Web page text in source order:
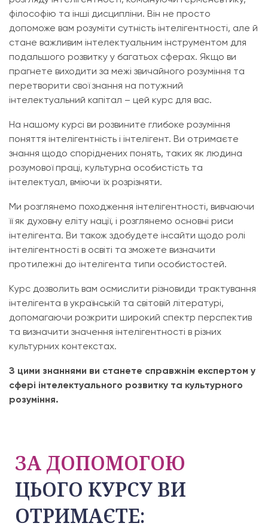
філософію та інші дисципліни. Він не просто
допоможе вам розуміти сутність інтелігентності, але й
стане важливим інтелектуальним інструментом для
подальшого розвитку у багатьох сферах. Якщо ви
прагнете виходити за межі звичайного розуміння та
перетворити свої знання на потужний
інтелектуальний капітал – цей курс для вас.
На нашому курсі ви розвините глибоке розуміння
поняття інтелігентність і інтелігент. Ви отримаєте
знання щодо споріднених понять, таких як людина
розумової праці, культурна особистість та
інтелектуал, вміючи їх розрізняти.
Ми розглянемо походження інтелігентності, вивчаючи
її як духовну еліту нації, і розглянемо основні риси
інтелігента. Ви також здобудете інсайти щодо ролі
інтелігентності в освіті та зможете визначити
протилежні до інтелігента типи особистостей.
Курс дозволить вам осмислити різновиди трактування
інтелігента в українській та світовій літературі,
допомагаючи розкрити широкий спектр перспектив
та визначити значення інтелігентності в різних
культурних контекстах.
З цими знаннями ви станете справжнім експертом у
сфері інтелектуального розвитку та культурного
розуміння.
ЗА ДОПОМОГОЮ
ЦЬОГО КУРСУ ВИ
ОТРИМАЄТЕ: